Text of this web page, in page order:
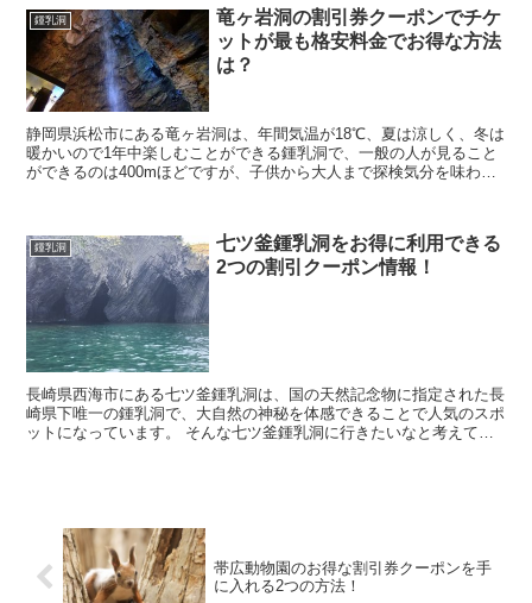
鍾乳洞
竜ヶ岩洞の割引券クーポンでチケ
ットが最も格安料金でお得な方法
は？
静岡県浜松市にある竜ヶ岩洞は、年間気温が18℃、夏は涼しく、冬は
暖かいので1年中楽しむことができる鍾乳洞で、一般の人が見ること
ができるのは400mほどですが、子供から大人まで探検気分を味わえ
鍾乳洞
七ツ釜鍾乳洞をお得に利用できる
2つの割引クーポン情報！
長崎県西海市にある七ツ釜鍾乳洞は、国の天然記念物に指定された長
崎県下唯一の鍾乳洞で、大自然の神秘を体感できることで人気のスポ
ットになっています。 そんな七ツ釜鍾乳洞に行きたいなと考えてい
帯広動物園のお得な割引券クーポンを手
に入れる2つの方法！